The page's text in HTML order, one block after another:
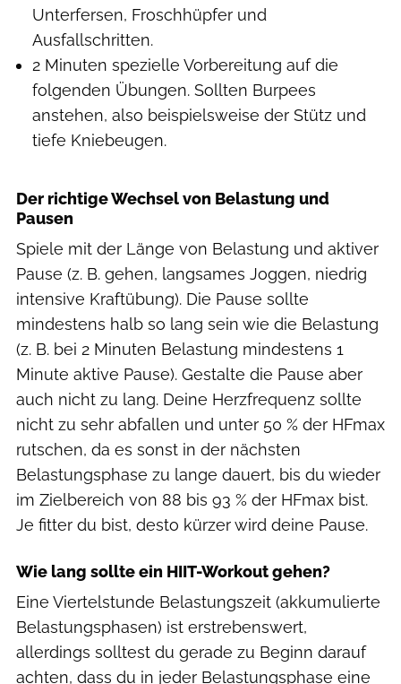
Unterfersen, Froschhüpfer und
Ausfallschritten.
2 Minuten spezielle Vorbereitung auf die
folgenden Übungen. Sollten Burpees
anstehen, also beispielsweise der Stütz und
tiefe Kniebeugen.
Der richtige Wechsel von Belastung und
Pausen
Spiele mit der Länge von Belastung und aktiver
Pause (z. B. gehen, langsames Joggen, niedrig
intensive Kraftübung). Die Pause sollte
mindestens halb so lang sein wie die Belastung
(z. B. bei 2 Minuten Belastung mindestens 1
Minute aktive Pause). Gestalte die Pause aber
auch nicht zu lang. Deine Herzfrequenz sollte
nicht zu sehr abfallen und unter 50 % der HFmax
rutschen, da es sonst in der nächsten
Belastungsphase zu lange dauert, bis du wieder
im Zielbereich von 88 bis 93 % der HFmax bist.
Je fitter du bist, desto kürzer wird deine Pause.
Wie lang sollte ein HIIT-Workout gehen?
Eine Viertelstunde Belastungszeit (akkumulierte
Belastungsphasen) ist erstrebenswert,
allerdings solltest du gerade zu Beginn darauf
achten, dass du in jeder Belastungsphase eine